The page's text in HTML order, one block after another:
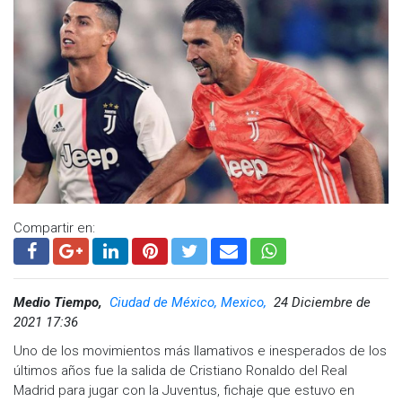
guerrero y te pondrás bien pronto",escribió en Twitter el
director ejecutivo del Monza, Adriano Galliani.
Visita y accede a todo nuestro contenido |
www.cadenanoticias.com
| Twitter:@cadena_noticias|
Facebook:@cadenanoticiasmx| Instagram:
@cadenanoticiasmx | TikTok:@CadenaNoticias| Telegram:
https://t.me/GrupoCadenaResumen|
Compartir en:
Medio Tiempo, Ciudad de México, Mexico, 24 Diciembre de
2021 17:36
Uno de los movimientos más llamativos e inesperados de los
últimos años fue la salida de Cristiano Ronaldo del Real
Madrid para jugar con la Juventus, fichaje que estuvo en